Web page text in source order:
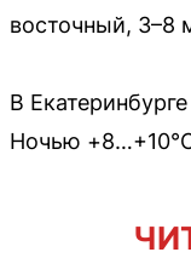
восточный, 3–8
В
Ночью